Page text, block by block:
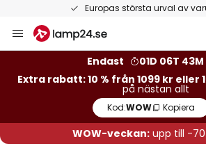
Europas största urval av
Hoppa
till
Endast
01D 06T 43M
Extra rabatt: 10 % från 1099 kr eller
på nästan allt
Kod:WOW Kopiera
WOW-veckan:upp till -70